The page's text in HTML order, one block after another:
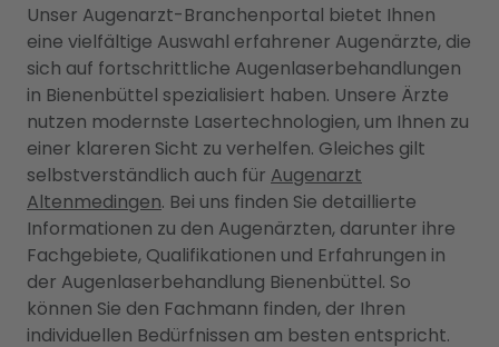
Unser Augenarzt-Branchenportal bietet Ihnen
eine vielfältige Auswahl erfahrener Augenärzte, die
sich auf fortschrittliche Augenlaserbehandlungen
in Bienenbüttel spezialisiert haben. Unsere Ärzte
nutzen modernste Lasertechnologien, um Ihnen zu
einer klareren Sicht zu verhelfen. Gleiches gilt
selbstverständlich auch für Augenarzt
Altenmedingen. Bei uns finden Sie detaillierte
Informationen zu den Augenärzten, darunter ihre
Fachgebiete, Qualifikationen und Erfahrungen in
der Augenlaserbehandlung Bienenbüttel. So
können Sie den Fachmann finden, der Ihren
individuellen Bedürfnissen am besten entspricht.